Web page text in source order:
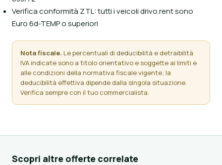
Verifica conformità ZTL: tutti i veicoli drivo.rent sono
Euro 6d-TEMP o superiori
Nota fiscale. Le percentuali di deducibilità e detraibilità
IVA indicate sono a titolo orientativo e soggette ai limiti e
alle condizioni della normativa fiscale vigente; la
deducibilità effettiva dipende dalla singola situazione.
Verifica sempre con il tuo commercialista.
Scopri altre offerte correlate